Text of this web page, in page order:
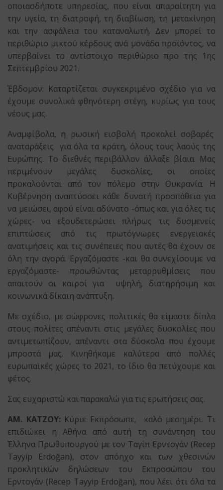
οποιασδήποτε υπηρεσίας, που είναι απαραίτητη για
την υγεία, τη διατροφή, τη διαβίωση, τη μετακίνηση
και την ασφάλεια του καταναλωτή. Δεν μπορεί το
περιθώριο μικτού κέρδους ανά μονάδα προϊόντος, να
υπερβαίνει το αντίστοιχο περιθώριο προ της 1ης
Σεπτεμβρίου 2021.
Έβδομον: Καταρτίζεται συγκεκριμένο σχέδιο για να
έχουμε συνολικά φθηνότερη στέγη, κυρίως για τους
νέους μας.
Αναμφίβολα, η ρωσική εισβολή προκαλεί σοβαρές
αναταράξεις για όλα τα κράτη, όλους τους λαούς της
Ευρώπης. Το διεθνές περιβάλλον άλλαξε βίαια. Μας
περιμένουν μεγάλες δυσκολίες, οι οποίες
προκαλούνται από τον πόλεμο στην Ουκρανία. Η
Κυβέρνηση αναπτύσσει κάθε δυνατή προσπάθεια για
να μειώσει, αφού είναι αδύνατο -όπως και για όλες τις
χώρες- να εξουδετερώσει πλήρως τις δυσμενείς
επιπτώσεις από τις πρωτόγνωρες ενεργειακές
ανατιμήσεις και τις συνέπειες που αυτές θα έχουν σε
όλη την αγορά. Εργαζόμαστε -και θα συνεχίσουμε να
εργαζόμαστε- προωθώντας μεταρρυθμίσεις που
απαιτούν οι καιροί για υψηλή, διατηρήσιμη και
κοινωνικά δίκαιη ανάπτυξη.
Με σχέδιο, με σώφρονες πολιτικές θα είμαστε δίπλα
στους πολίτες απέναντι στις μεγάλες δυσκολίες που
αντιμετωπίζουν, απέναντι στα δύσκολα που έχουμε
μπροστά μας. Κινηθήκαμε καλύτερα από πολλές
ευρωπαϊκές χώρες το 2021, το ίδιο θα πετύχουμε και
φέτος.
Σας ευχαριστώ και παρακαλώ για τις ερωτήσεις σας.
ΑΜ. ΚΑΤΖΟΥ: Κύριε Εκπρόσωπε, καλό μεσημέρι. Τι
επιδιώκει η Αθήνα από αυτή τη συνάντηση του
Έλληνα Πρωθυπουργού με τον Ταγίπ Ερντογάν (Recep
Tayyip Erdoğan), στον απόηχο και των χθεσινών
προκλητικών δηλώσεων του Εκπροσώπου του
Ερντογάν (Recep Tayyip Erdoğan), που λέει ότι όλα τα